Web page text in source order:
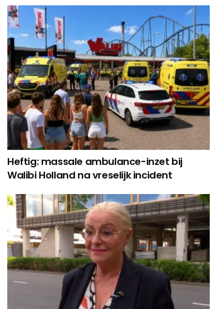
Heftig: massale ambulance-inzet bij
Walibi Holland na vreselijk incident